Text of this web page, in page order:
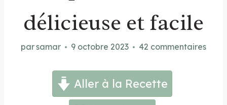
délicieuse et facile
parsamar 9 octobre 2023 42 commentaires
Aller à la Recette